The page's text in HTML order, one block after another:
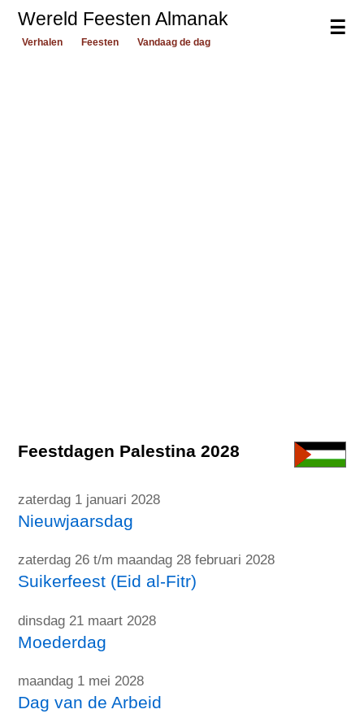
☰
Wereld Feesten Almanak
Verhalen Feesten Vandaag de dag
Feestdagen Palestina 2028
zaterdag 1 januari 2028
Nieuwjaarsdag
zaterdag 26 t/m maandag 28 februari 2028
Suikerfeest (Eid al-Fitr)
dinsdag 21 maart 2028
Moederdag
maandag 1 mei 2028
Dag van de Arbeid